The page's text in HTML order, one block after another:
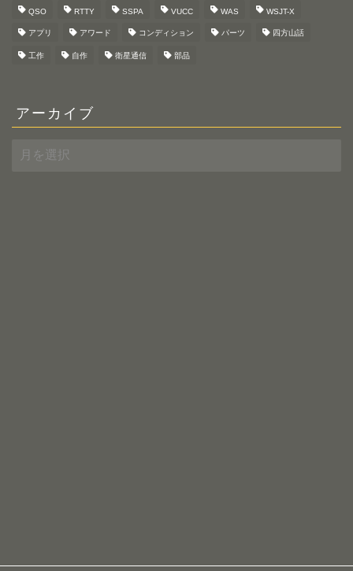
QSO RTTY SSPA VUCC WAS WSJT-X
アプリ アワード コンディション パーツ 四方山話
工作 自作 衛星通信 部品
アーカイブ
ー